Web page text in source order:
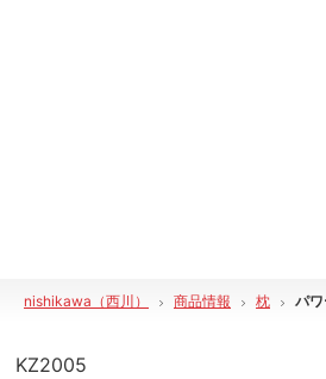
nishikawa（西川） 商品情報 枕 パ
KZ2005